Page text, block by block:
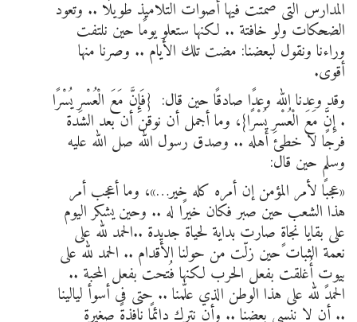
المدارس التى صمتت فيها أصوات التلاميذ طويلًا .. وتعود
الضحكات ولو خافتة .. لكنها ستعلو يومًا حين نلتفت
وراءنا ونقول لبعضنا: مضت تلك الأيام .. وصرنا منها
أقوى.
وقد وعدنا اللّٰه وعدًا صادقًا حين قال: {فَإِنَّ مَعَ الْعُسْرِ يُسْرًا
. إِنَّ مَعَ الْعُسْرِ يُسْرًا}، وما أجمل أن نوقن أن بعد الشدة
فرجًا لا خطئ أهله .. وصدق رسول اللّٰه صل اللّٰه عليه
وسلم حين قال:
«عجبًا لأمر المؤمن إن أمره كله خير…»، وما أعجب أمر
هذا الشعب حين صبر فكان خيرًا له .. وحين يشكر اليوم
على بقايا نجاةٍ صارت بداية لحياة جديدة ..الحمد لله على
نعمة الثبات حين زلّت من حولنا الأقدام .. الحمد لله على
بيوتٍ أُغلقت بفعل الحرب لكنها فُتحت بفعل المحبة ..
الحمد لله على هذا الوطن الذي علّمنا .. حتى فى أسوأ ليالينا
.. أن لا ننسى بعضنا .. وأن نترك دائمًا نافذةً صغيرة